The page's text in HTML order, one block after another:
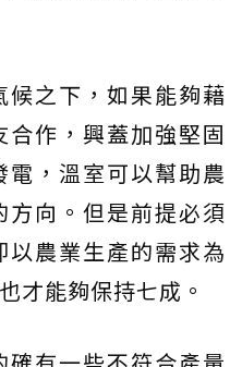
之下，如果能夠藉
作，興蓋加強堅固
，溫室可以幫助農
向。但是前提必須
農業生產的需求為
才能夠保持七成。